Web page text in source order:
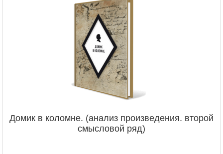
Домик в коломне. (анализ произведения. второй
смысловой ряд)